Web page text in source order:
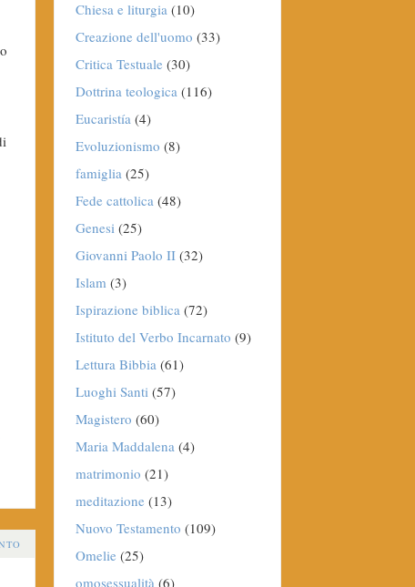
Chiesa e liturgia (10)
Creazione dell'uomo (33)
Critica Testuale (30)
Dottrina teologica (116)
Eucaristía (4)
Evoluzionismo (8)
famiglia (25)
Fede cattolica (48)
Genesi (25)
Giovanni Paolo II(32)
Islam (3)
Ispirazione biblica (72)
Istituto del Verbo Incarnato (9)
Lettura Bibbia (61)
Luoghi Santi (57)
Magistero (60)
Maria Maddalena (4)
matrimonio (21)
meditazione (13)
Nuovo Testamento (109)
Omelie (25)
omosessualità (6)